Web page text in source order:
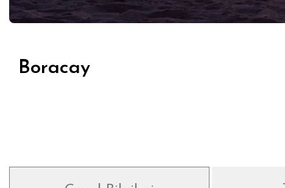
Boracay